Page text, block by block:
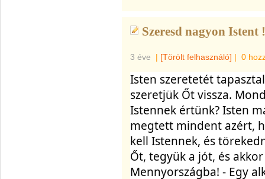
Szeresd nagyon Istent !
3 éve | [Törölt felhasználó] | 0
Isten szeretetét
szeretjük Őt vissza.
Istennek értünk? Isten
megtett mindent azért,
kell Istennek, és
Őt, tegyük a jót, és